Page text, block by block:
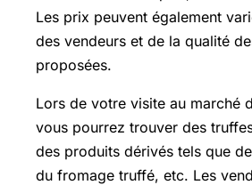
Les prix peuvent également
des vendeurs et de la qualité
proposées.
Lors de votre visite au marché
vous pourrez trouver des
des produits dérivés tels que
du fromage truffé, etc. Les